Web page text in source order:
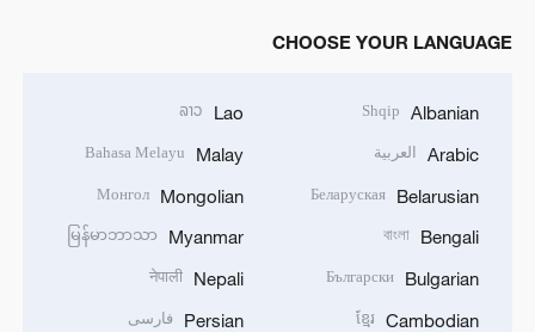
CHOOSE YOUR LANGUAGE
Albanian
Shqip
Arabic العربية
Belarusian
Беларуская
Bengali
বাংলা
Bulgarian
Български
Cambodian
ខ្មែរ
Lao
ລາວ
Malay
Bahasa Melayu
Mongolian
Монгол
Myanmar
မြန်မာဘာသာ
Nepali
नेपाली
Persian فارسی